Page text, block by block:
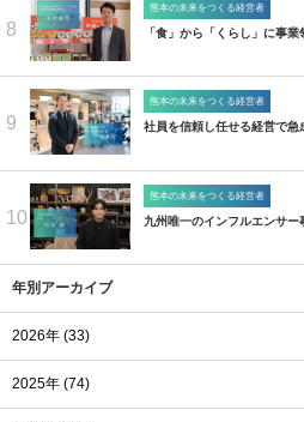
8
熊本の未来をつくる経営者
「食」から「くらし」に事
9
熊本の未来をつくる経営者
社員を信頼し任せる経営で急
10
熊本の未来をつくる経営者
九州唯一のインフルエンサ
年別アーカイブ
2026年 (33)
2025年 (74)